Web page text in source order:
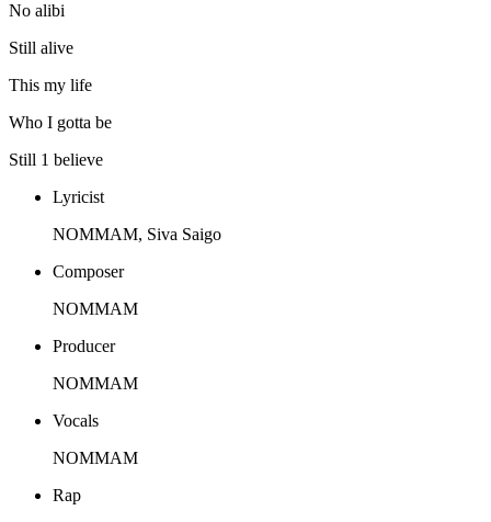
No alibi
Still alive
This my life
Who I gotta be
Still 1 believe
Lyricist
NOMMAM, Siva Saigo
Composer
NOMMAM
Producer
NOMMAM
Vocals
NOMMAM
Rap